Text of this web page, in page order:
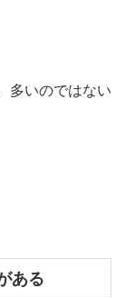
多いのではない
ある